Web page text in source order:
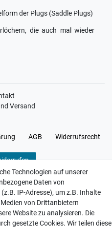
der Plugs (Saddle Plugs)
die auch mal wieder
Versand
AGB Widerrufs­recht
versendet
und sofort
Technologien auf unserer
Daten von
IP-Adresse), um z.B. Inhalte
von Drittanbietern
Website zu analysieren. Die
gesetzte Cookies. Wir teilen diese